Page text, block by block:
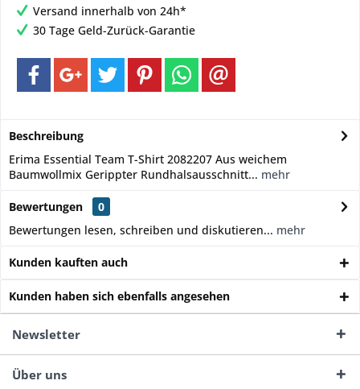
Versand innerhalb von 24h*
30 Tage Geld-Zurück-Garantie
Beschreibung
Erima Essential Team T-Shirt 2082207 Aus weichem
Baumwollmix Gerippter Rundhalsausschnitt... mehr
Bewertungen
0
Bewertungen lesen, schreiben und diskutieren... mehr
Kunden kauften auch
Kunden haben sich ebenfalls angesehen
Newsletter
Über uns